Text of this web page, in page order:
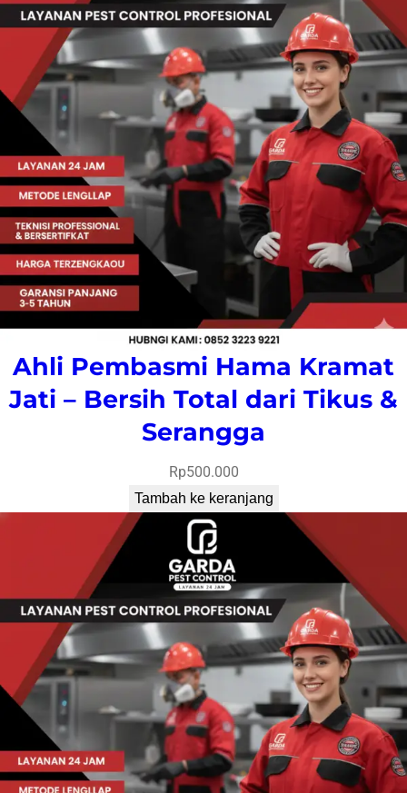
Ahli Pembasmi Hama Kramat
Jati – Bersih Total dari Tikus &
Serangga
Rp500.000
Tambah ke keranjang